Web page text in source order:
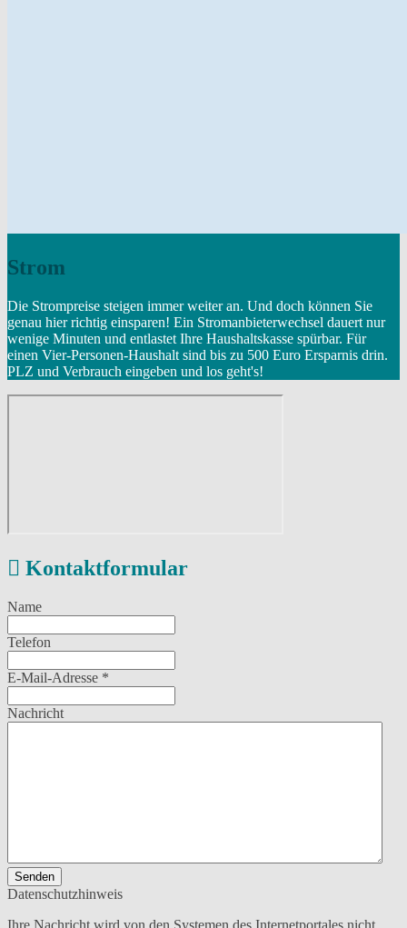
Strom
Die Strompreise steigen immer weiter an. Und doch können Sie
genau hier richtig einsparen! Ein Stromanbieterwechsel dauert nur
wenige Minuten und entlastet Ihre Haushaltskasse spürbar. Für
einen Vier-Personen-Haushalt sind bis zu 500 Euro Ersparnis drin.
PLZ und Verbrauch eingeben und los geht's!
Kontaktformular
Name
Telefon
E-Mail-Adresse *
Nachricht
Senden
Datenschutzhinweis
Ihre Nachricht wird von den Systemen des Internetportales nicht